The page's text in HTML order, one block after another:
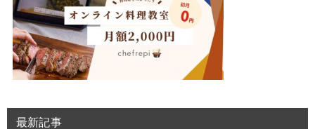
最新記事